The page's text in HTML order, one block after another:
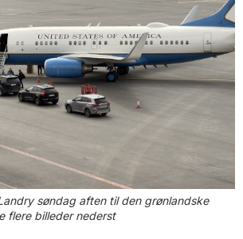
søndag aften til den grønlandske
flere billeder nederst